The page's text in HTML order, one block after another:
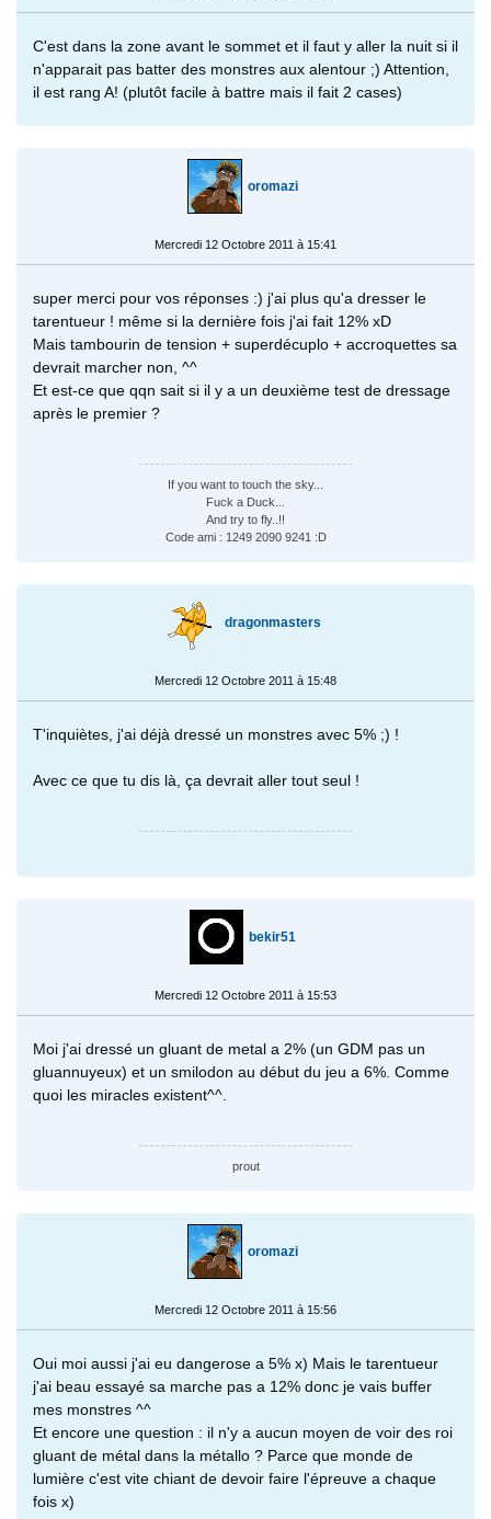
C'est dans la zone avant le sommet et il faut y aller la nuit si il
n'apparait pas batter des monstres aux alentour ;) Attention,
il est rang A! (plutôt facile à battre mais il fait 2 cases)
oromazi
Mercredi 12 Octobre 2011 à 15:41
super merci pour vos réponses :) j'ai plus qu'a dresser le
tarentueur ! même si la dernière fois j'ai fait 12% xD
Mais tambourin de tension + superdécuplo + accroquettes sa
devrait marcher non, ^^
Et est-ce que qqn sait si il y a un deuxième test de dressage
après le premier ?
If you want to touch the sky...
Fuck a Duck...
And try to fly..!!
Code ami : 1249 2090 9241 :D
dragonmasters
Mercredi 12 Octobre 2011 à 15:48
T'inquiètes, j'ai déjà dressé un monstres avec 5% ;) !
Avec ce que tu dis là, ça devrait aller tout seul !
bekir51
Mercredi 12 Octobre 2011 à 15:53
Moi j'ai dressé un gluant de metal a 2% (un GDM pas un
gluannuyeux) et un smilodon au début du jeu a 6%. Comme
quoi les miracles existent^^.
prout
oromazi
Mercredi 12 Octobre 2011 à 15:56
Oui moi aussi j'ai eu dangerose a 5% x) Mais le tarentueur
j'ai beau essayé sa marche pas a 12% donc je vais buffer
mes monstres ^^
Et encore une question : il n'y a aucun moyen de voir des roi
gluant de métal dans la métallo ? Parce que monde de
lumière c'est vite chiant de devoir faire l'épreuve a chaque
fois x)